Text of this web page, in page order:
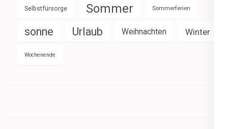
Selbstfürsorge Sommer Sommerferien
sonne Urlaub Weihnachten Winter
Wochenende